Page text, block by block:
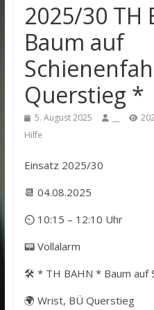
2025/30 TH
Baum auf
Querstieg *
5. August 2025
Hilfe
Einsatz 2025/30
📆 04.08.2025
⏲ 10:15 – 12:10 Uhr
📟 Vollalarm
🛠️ * TH BAHN * Baum auf
🌍 Wrist, BÜ Querstieg